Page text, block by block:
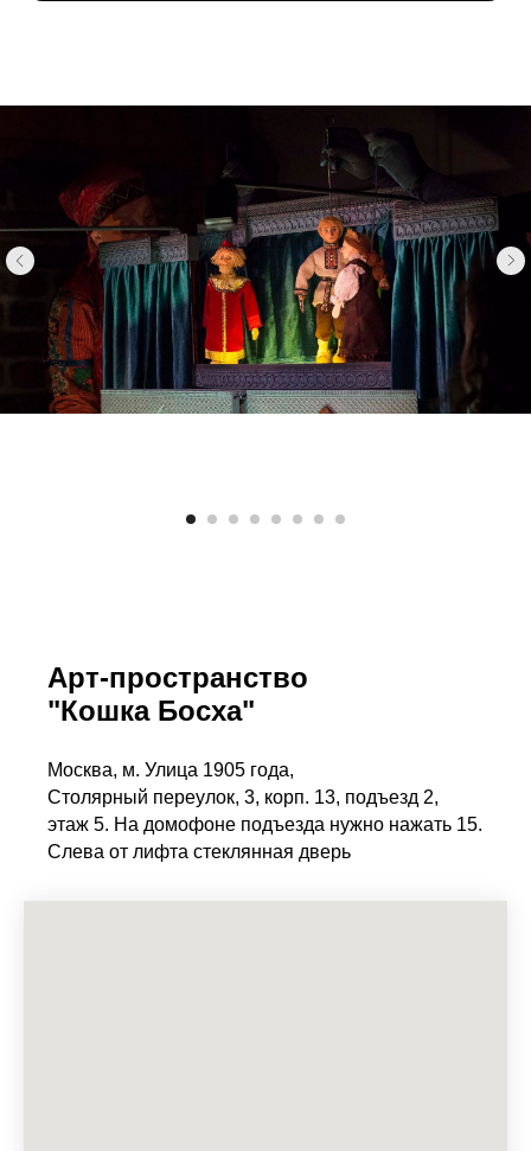
Арт-пространство
"Кошка Босха"
Москва, м. Улица 1905 года,
Столярный переулок, 3, корп. 13, подъезд 2,
этаж 5. На домофоне подъезда нужно нажать 15.
Слева от лифта стеклянная дверь